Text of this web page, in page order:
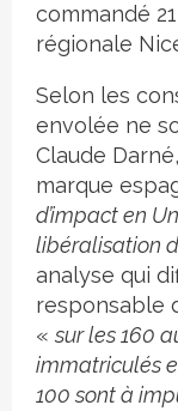
commandé
régionale
Selon les
envolée ne
Claude
marque
d’impact en
libéralisation
analyse qui
responsable
«sur les 160
immatriculés
100 sont à